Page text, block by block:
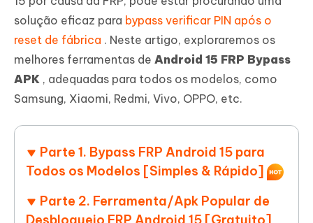
solução eficaz para bypass verificar PIN após o
reset de fábrica . Neste artigo, exploraremos os
melhores ferramentas de Android 15 FRP Bypass
APK , adequadas para todos os modelos, como
Samsung, Xiaomi, Redmi, Vivo, OPPO, etc.
Parte 1. Bypass FRP Android 15 para
Todos os Modelos [Simples & Rápido]
Parte 2. Ferramenta/Apk Popular de